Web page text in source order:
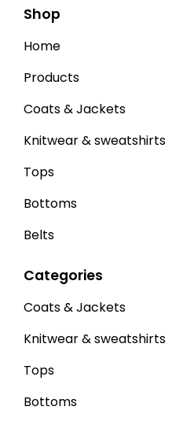
Shop
Home
Products
Coats & Jackets
Knitwear & sweatshirts
Tops
Bottoms
Belts
Categories
Coats & Jackets
Knitwear & sweatshirts
Tops
Bottoms